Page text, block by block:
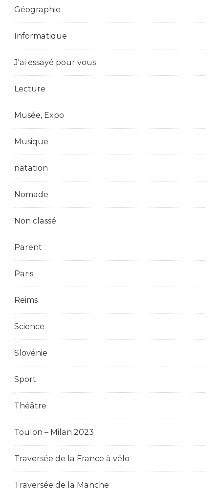
Géographie
Informatique
J'ai essayé pour vous
Lecture
Musée, Expo
Musique
natation
Nomade
Non classé
Parent
Paris
Reims
Science
Slovénie
Sport
Théâtre
Toulon – Milan 2023
Traversée de la France à vélo
Traversée de la Manche